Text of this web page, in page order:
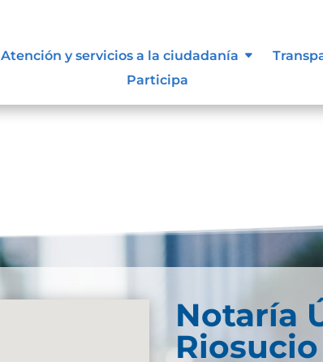
Atención y servicios a la ciudadanía
Participa
Notaría
Riosucio